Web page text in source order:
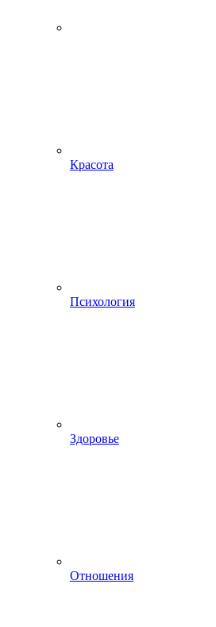
Красота
Психология
Здоровье
Отношения